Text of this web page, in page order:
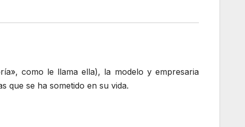
como le llama ella), la modelo y empresaria
que se ha sometido en su vida.